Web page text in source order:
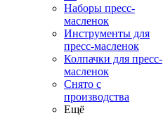
Наборы пресс-
масленок
Инструменты для
пресс-масленок
Колпачки для пресс-
масленок
Снято с
производства
Ещё